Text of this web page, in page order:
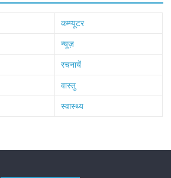
कम्प्यूटर
न्यूज़
रचनायें
वास्तु
स्वास्थ्य